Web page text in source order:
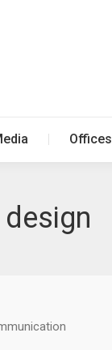
Offices